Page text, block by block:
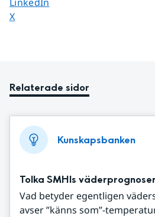
Dela sidan på
X
Relaterade sidor
Kunskapsbanken
Tolka SMHIs väderprognoser
Vad betyder egentligen
avser ”känns som”-